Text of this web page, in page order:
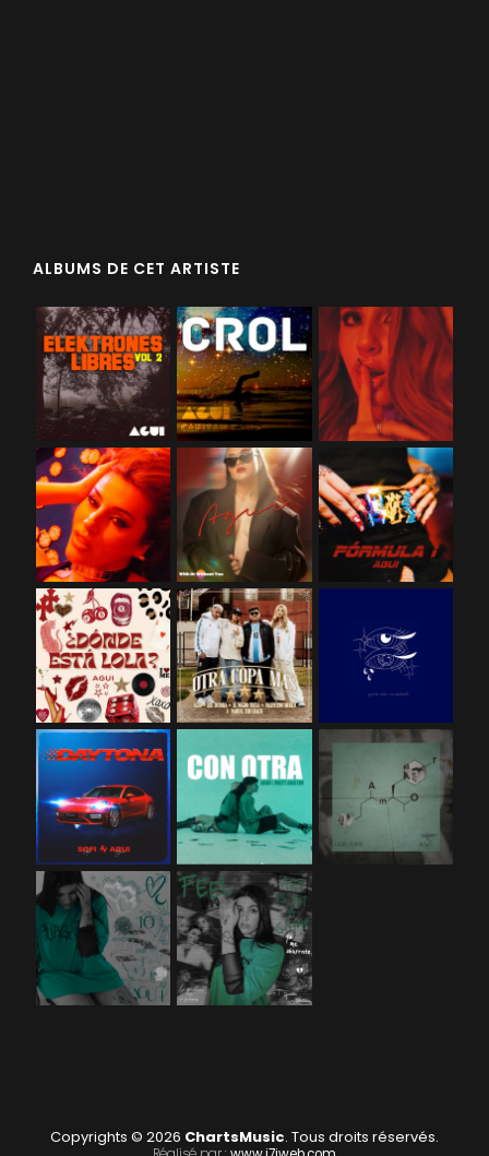
ALBUMS DE CET ARTISTE
Copyrights © 2026 ChartsMusic. Tous droits réservés.